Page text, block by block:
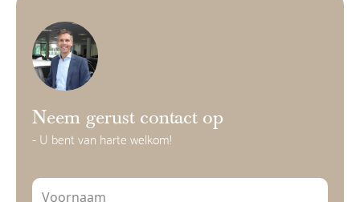
Neem gerust contact op
- U bent van harte welkom!